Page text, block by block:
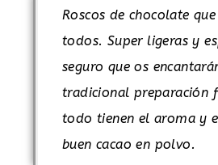
Roscos de chocolate
todos. Super ligeras y
seguro que os
tradicional preparación
todo tienen el aroma y
buen cacao en polvo.